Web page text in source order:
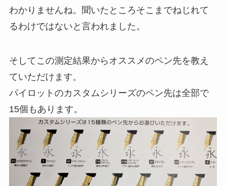
わかりませんね。聞いたところそこまでねじれて
るわけではないと言われました。
そしてこの測定結果からオススメのペン先を教え
ていただけます。
パイロットのカスタムシリーズのペン先は全部で
15個もあります。